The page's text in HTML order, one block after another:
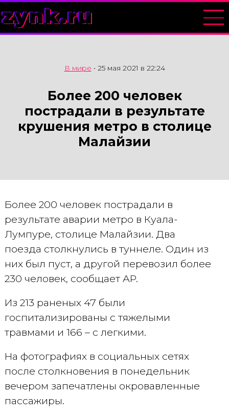
zynk.ru
В мире • 25 мая 2021 в 22:24
Более 200 человек
пострадали в результате
крушения метро в столице
Малайзии
Более 200 человек пострадали в
результате аварии метро в Куала-
Лумпуре, столице Малайзии. Два
поезда столкнулись в туннеле. Один из
них был пуст, а другой перевозил более
230 человек, сообщает AP.
Из 213 раненых 47 были
госпитализированы с тяжелыми
травмами и 166 – с легкими.
На фотографиях в социальных сетях
после столкновения в понедельник
вечером запечатлены окровавленные
пассажиры.